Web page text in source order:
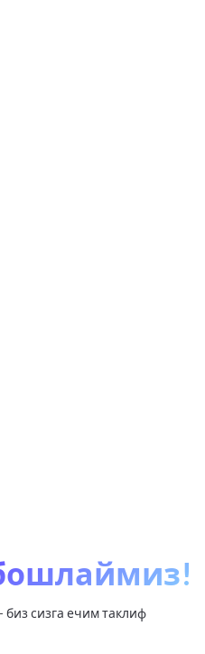
биз сизга ечим таклиф